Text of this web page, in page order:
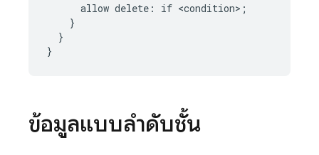
allow delete : if <condition> ;
}
}
}
ข้อมูลแบบลำดับชั้น